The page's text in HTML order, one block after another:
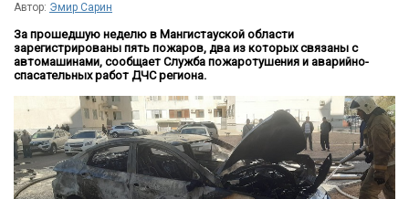
Автор: Эмир Сарин
За прошедшую неделю в Мангистауской области
зарегистрированы пять пожаров, два из которых связаны с
автомашинами, сообщает Служба пожаротушения и аварийно-
спасательных работ ДЧС региона.